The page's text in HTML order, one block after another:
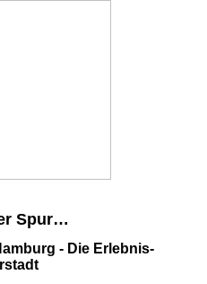
Spur…
- Die Erlebnis-